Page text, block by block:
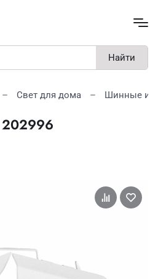
Найти
Свет для дома Шинные и
202996